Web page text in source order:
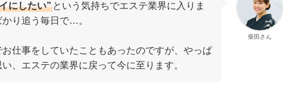
柴田さん
にしたい” という気持ちでエステ業界に入りま
り追う毎日で…。
仕事をしていたこともあったのですが、やっぱ
、エステの業界に戻って今に至ります。